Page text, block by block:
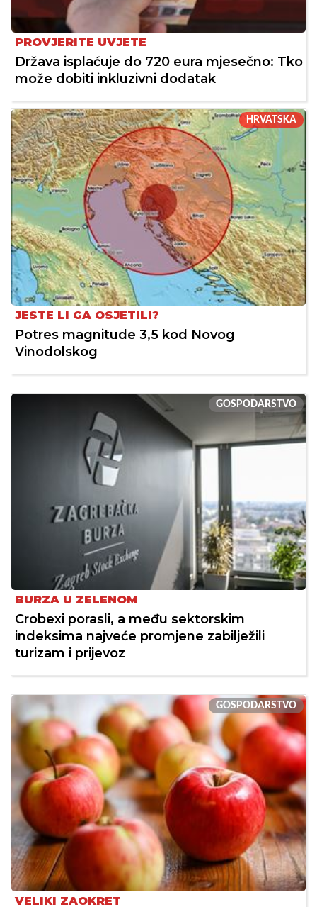
PROVJERITE UVJETE
Država isplaćuje do 720 eura mjesečno: Tko
može dobiti inkluzivni dodatak
HRVATSKA
JESTE LI GA OSJETILI?
Potres magnitude 3,5 kod Novog
Vinodolskog
GOSPODARSTVO
BURZA U ZELENOM
Crobexi porasli, a među sektorskim
indeksima najveće promjene zabilježili
turizam i prijevoz
GOSPODARSTVO
VELIKI ZAOKRET